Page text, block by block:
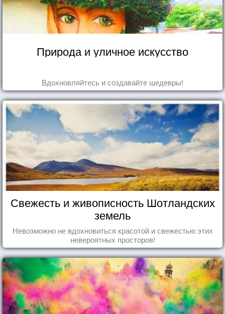
Природа и уличное искусство
Вдохновляйтесь и создавайте шедевры!
Свежесть и живописность Шотландских
земель
Невозможно не вдохновиться красотой и свежестью этих
невероятных просторов!